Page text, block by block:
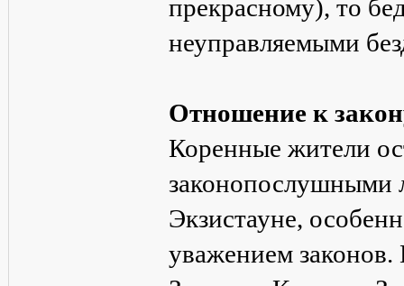
прекрасному), то
неуправляемыми
Отношение к
Коренные жители
законопослушными
Экзистауне,
уважением законов.